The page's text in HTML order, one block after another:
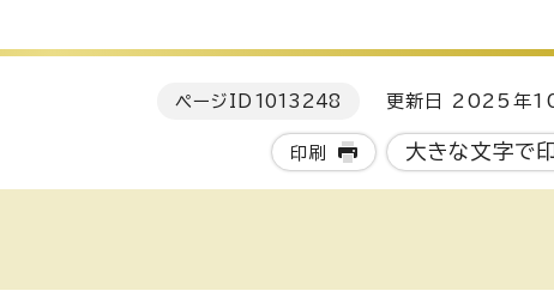
ページID 1013248 更新日 2025年
印刷 大きな文字で